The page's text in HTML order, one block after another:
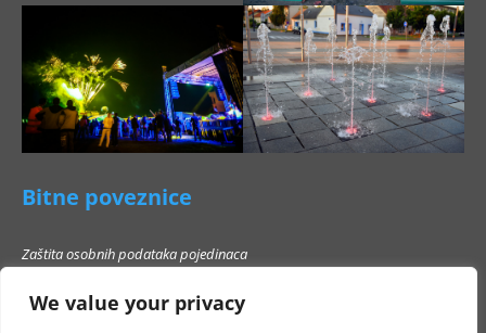
We value your privacy
Bitne poveznice
Zaštita osobnih podataka pojedinaca
Popis poslovnih subjekata s kojima Grad Beli Manastir ne smije stupati u